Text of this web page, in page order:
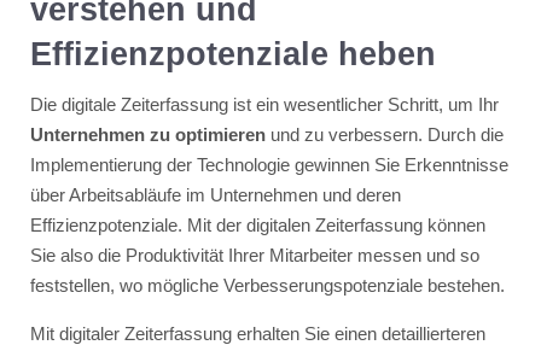
verstehen und
Effizienzpotenziale heben
Die digitale Zeiterfassung ist ein wesentlicher Schritt, um Ihr
Unternehmen zu optimierenund zu verbessern. Durch die
Implementierung der Technologie gewinnen Sie Erkenntnisse
über Arbeitsabläufe im Unternehmen und deren
Effizienzpotenziale. Mit der digitalen Zeiterfassung können
Sie also die Produktivität Ihrer Mitarbeiter messen und so
feststellen, wo mögliche Verbesserungspotenziale bestehen.
Mit digitaler Zeiterfassung erhalten Sie einen detaillierteren